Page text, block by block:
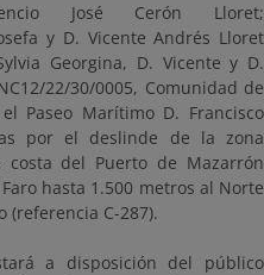
José Cerón Lloret;
y D. Vicente Andrés Lloret
Georgina, D. Vicente y D.
22/30/0005, Comunidad de
Paseo Marítimo D. Francisco
por el deslinde de la zona
del Puerto de Mazarrón
hasta 1.500 metros al Norte
(referencia C-287).
a disposición del público